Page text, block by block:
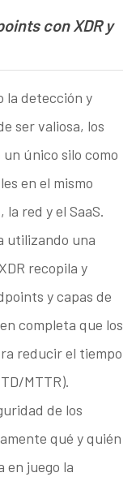
con XDR y
la detección y
ser valiosa, los
único silo como
en el mismo
red y el SaaS.
utilizando una
recopila y
y capas de
completa que los
reducir el tiempo
MTTR).
de los
qué y quién
en juego la